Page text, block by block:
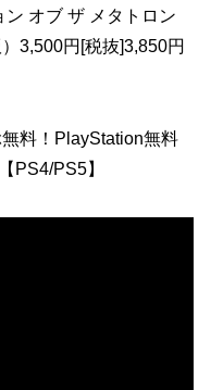
オブ ザ メタトロン
3,500円[税抜]3,850円
料！PlayStation無料
PS4/PS5】